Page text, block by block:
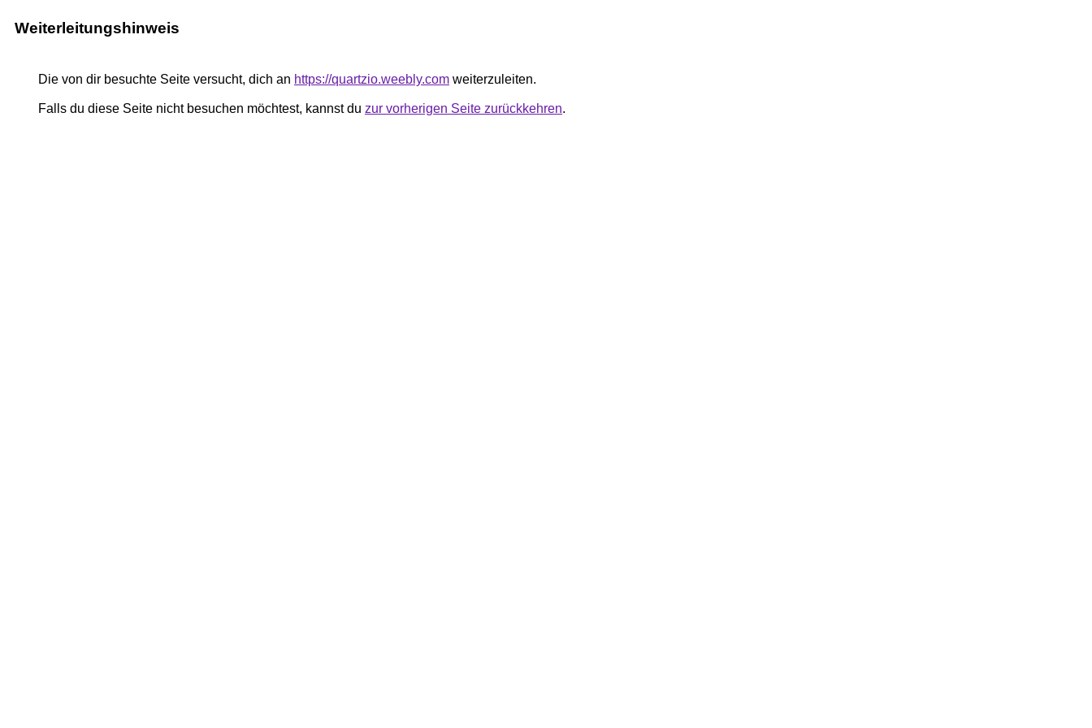
Weiterleitungshinweis
Die von dir besuchte Seite versucht, dich an https://quartzio.weebly.com weiterzuleiten.
Falls du diese Seite nicht besuchen möchtest, kannst du zur vorherigen Seite zurückkehren.